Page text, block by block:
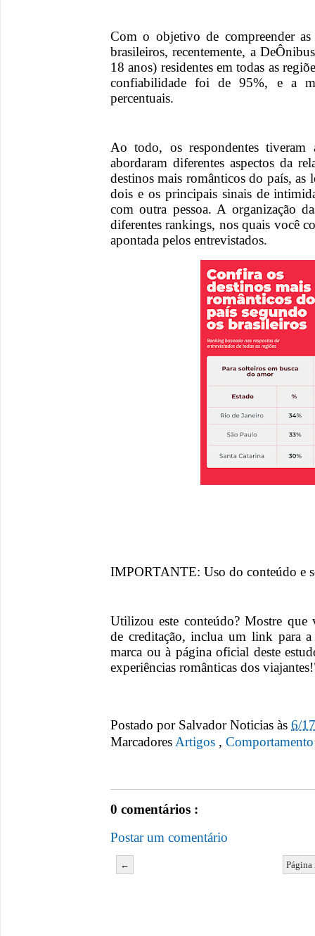
Com o objetivo de compreender as
brasileiros, recentemente, a
18 anos) residentes em todas as
confiabilidade foi de 95%, e a
percentuais.
Ao todo, os respondentes tiveram
abordaram diferentes aspectos da
destinos mais românticos do país, as
dois e os principais sinais de
com outra pessoa. A organização
diferentes rankings, nos quais você
apontada pelos entrevistados.
IMPORTANTE: Uso do conteúdo e
Utilizou este conteúdo? Mostre
de creditação, inclua um link para
marca ou à página oficial deste
experiências românticas dos
Postado por Salvador Noticias às 6/
MarcadoresArtigos , Comportamento
0 comentários :
Postar um comentário
←